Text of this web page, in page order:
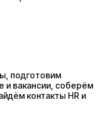
подготовим
и вакансии, соберём
контакты HR и